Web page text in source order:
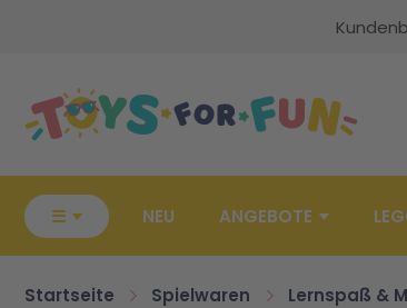
☰ NEU ANGEBOTE
Startseite Spielwaren Lernspaß &